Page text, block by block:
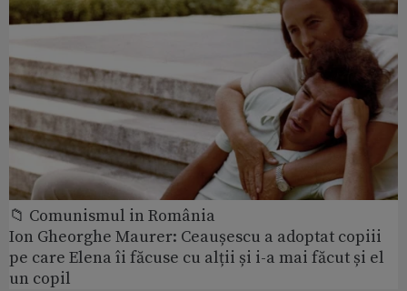
📁 Comunismul in România
Ion Gheorghe Maurer: Ceaușescu a adoptat copiii
pe care Elena îi făcuse cu alții și i-a mai făcut și el
un copil